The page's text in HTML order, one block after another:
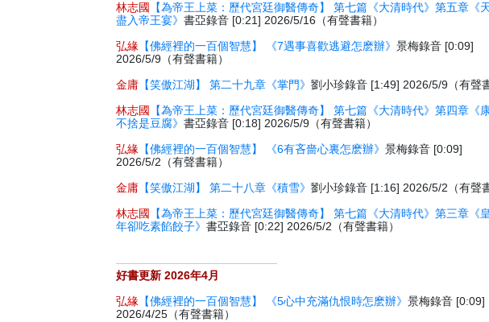
林志國
【為帝王上菜：歷代宮廷御醫傳奇】 第七篇《大清時代》第五章《
盡入帝王宴》書亞錄音 [0:21] 2026/5/16（有聲書籍）
弘緣 【佛經裡的一百個智慧】 《7遇事喜歡逃避怎麽辦》景梅錄音 [0:09]
2026/5/9（有聲書籍）
金庸 【笑傲江湖】 第二十九章《掌門》劉小珍錄音 [1:49] 2026/5/9（有聲
林志國
【為帝王上菜：歷代宮廷御醫傳奇】 第七篇《大清時代》第四章《
不捨是豆腐》書亞錄音 [0:18] 2026/5/9（有聲書籍）
弘緣 【佛經裡的一百個智慧】 《6有吝嗇心裏怎麽辦》景梅錄音 [0:09]
2026/5/2（有聲書籍）
金庸 【笑傲江湖】 第二十八章《積雪》劉小珍錄音 [1:16] 2026/5/2（有聲
林志國
【為帝王上菜：歷代宮廷御醫傳奇】 第七篇《大清時代》第三章《
年卻吃素餡餃子》書亞錄音 [0:22] 2026/5/2（有聲書籍）
好書更新 2026年4月
弘緣 【佛經裡的一百個智慧】 《5心中充滿仇恨時怎麽辦》景梅錄音 [0:09]
2026/4/25（有聲書籍）